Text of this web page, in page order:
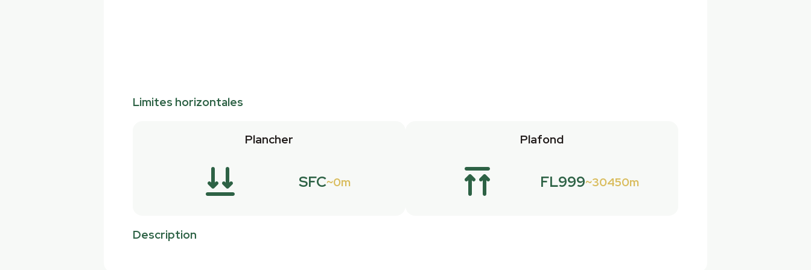
Limites horizontales
Plancher
SFC 0m
Plafond
FL999 30450m
Description